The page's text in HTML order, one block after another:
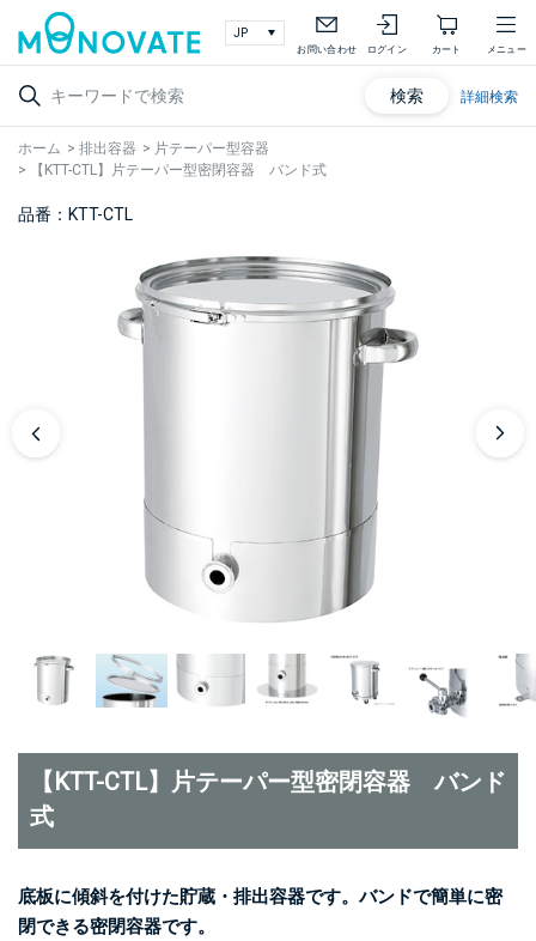
お問い合わせ ログイン カート メニュー
検索 詳細検索
ホーム > 排出容器 > 片テーパー型容器
>
【KTT-CTL】片テーパー型密閉容器 バンド式
品番：KTT-CTL
【KTT-CTL】片テーパー型密閉容器 バンド
式
底板に傾斜を付けた貯蔵・排出容器です。バンドで簡単に密
閉できる密閉容器です。